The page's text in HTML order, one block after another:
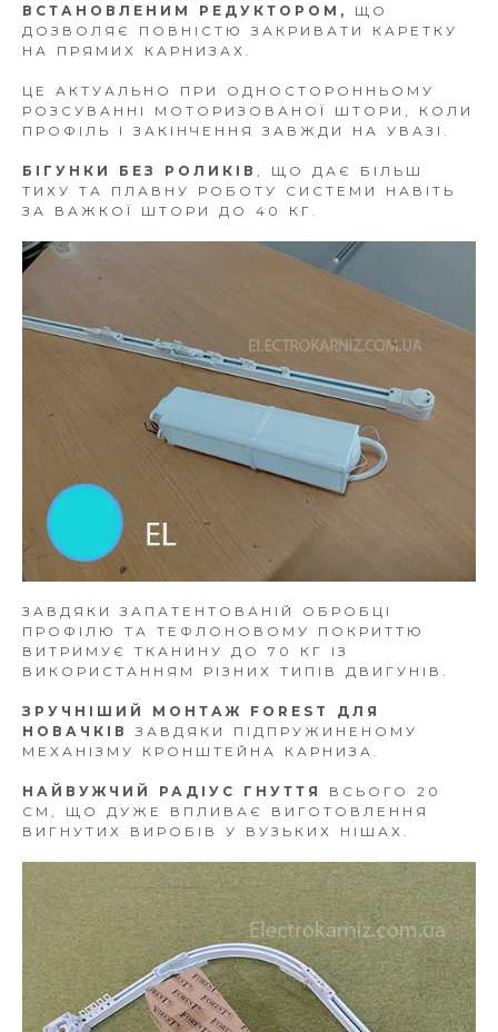
ВСТАНОВЛЕНИМ РЕДУКТОРОМ,
ЩО
ДОЗВОЛЯЄ ПОВНІСТЮ ЗАКРИВАТИ КАРЕТКУ
НА ПРЯМИХ КАРНИЗАХ.
ЦЕ АКТУАЛЬНО ПРИ ОДНОСТОРОННЬОМУ
РОЗСУВАННІ МОТОРИЗОВАНОЇ ШТОРИ, КОЛИ
ПРОФІЛЬ І ЗАКІНЧЕННЯ ЗАВЖДИ НА УВАЗІ.
БІГУНКИ БЕЗ РОЛИКІВ
, ЩО ДАЄ БІЛЬШ
ТИХУ ТА ПЛАВНУ РОБОТУ СИСТЕМИ НАВІТЬ
ЗА ВАЖКОЇ ШТОРИ ДО 40 КГ.
ЗАВДЯКИ ЗАПАТЕНТОВАНІЙ ОБРОБЦІ
ПРОФІЛЮ ТА ТЕФЛОНОВОМУ ПОКРИТТЮ
ВИТРИМУЄ ТКАНИНУ ДО 70 КГ ІЗ
ВИКОРИСТАННЯМ РІЗНИХ ТИПІВ ДВИГУНІВ.
ЗРУЧНІШИЙ МОНТАЖ FOREST ДЛЯ
НОВАЧКІВ
ЗАВДЯКИ ПІДПРУЖИНЕНОМУ
МЕХАНІЗМУ КРОНШТЕЙНА КАРНИЗА.
НАЙВУЖЧИЙ РАДІУС ГНУТТЯ
ВСЬОГО 20
СМ, ЩО ДУЖЕ ВПЛИВАЄ ВИГОТОВЛЕННЯ
ВИГНУТИХ ВИРОБІВ У ВУЗЬКИХ НІШАХ.